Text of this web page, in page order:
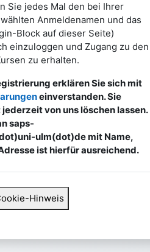
Sie jedes Mal den bei Ihrer
Anmeldenamen und das
Block auf dieser Seite)
einzuloggen und Zugang zu den
zu erhalten.
erklären Sie sich mit
einverstanden. Sie
von uns löschen lassen.
saps-
ulm(dot)de mit Name,
ist hierfür ausreichend.
Hinweis